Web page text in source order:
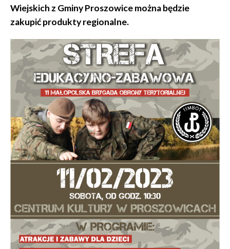
Wiejskich z Gminy Proszowice można będzie
zakupić produkty regionalne.